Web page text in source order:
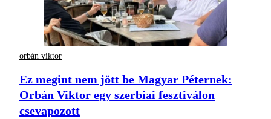
orbán viktor
Ez megint nem jött be Magyar Péternek:
Orbán Viktor egy szerbiai fesztiválon
csevapozott